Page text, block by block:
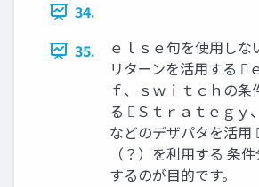
34.
35.
ｅｌｓｅ句を使用しな
リターンを活用する 
ｆ、ｓｗｉｔｃｈの条
る Ｓｔｒａｔｅｇｙ
などのデザパタを活用
（？）を利用する 条
するのが目的です。